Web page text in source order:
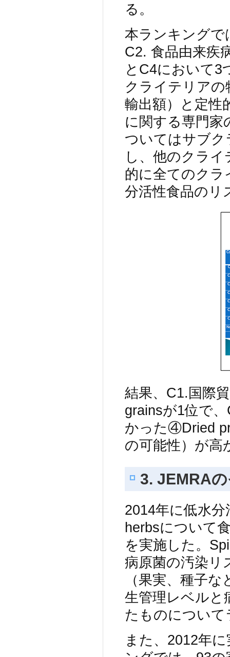
る。
本ランキングで
C2. 食品由来疾
とC4において3
クライテリア
輸出額）と定性
に関する専門家
ついてはサブク
し、他のクラ
的に全てのクラ
分活性食品のリ
結果、C1.国際
grainsが1位で
かった④Dried
の可能性）が
3. JEMRA
2014年に低水
herbsについて
を実施した。
病原菌の汚染リ
（果実、種子
生管理レベルと
たものについ
また、2012年